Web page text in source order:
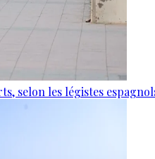
selon les légistes